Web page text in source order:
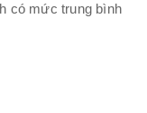
có mức trung bình